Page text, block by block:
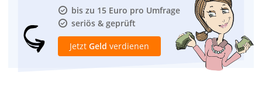
bis zu 15 Euro pro Umfrage
seriös & geprüft
Jetzt Geld verdienen